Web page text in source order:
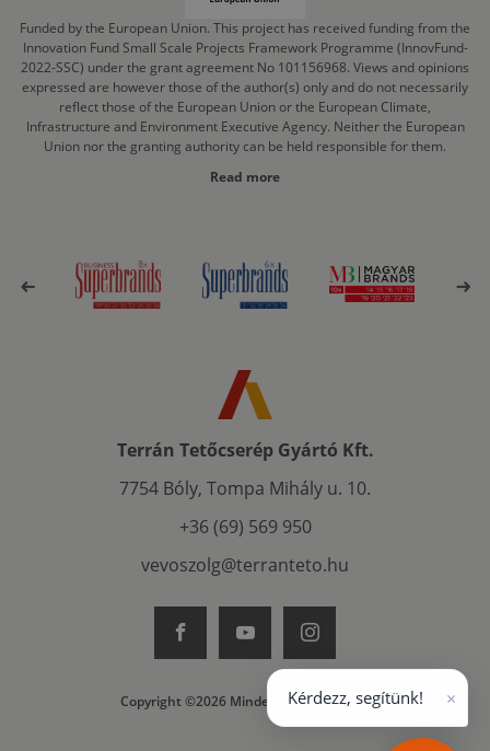
Funded by the European Union. This project has received funding from the
Innovation Fund Small Scale Projects Framework Programme (InnovFund-
2022-SSC) under the grant agreement No 101156968. Views and opinions
expressed are however those of the author(s) only and do not necessarily
reflect those of the European Union or the European Climate,
Infrastructure and Environment Executive Agency. Neither the European
Union nor the granting authority can be held responsible for them.
Read more
Terrán Tetőcserép Gyártó Kft.
7754 Bóly, Tompa Mihály u. 10.
+36 (69) 569 950
vevoszolg@terranteto.hu
Copyright ©2026 Minden jog fenntartva
Kérdezz, segítünk! ×